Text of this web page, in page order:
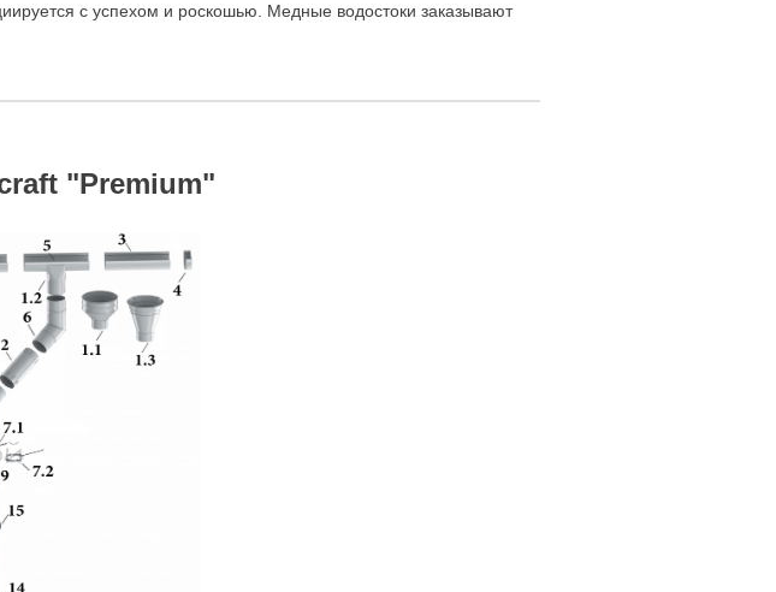
с успехом и роскошью. Медные водостоки заказывают
"Premium"